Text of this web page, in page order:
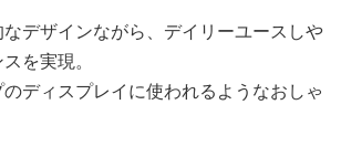
したような独特の風合いが魅力です。
デザインながらも計算された美しいシ
なフォルムがトレンド感を高めていま